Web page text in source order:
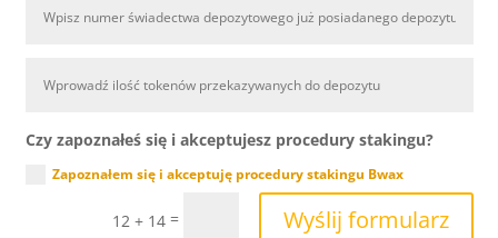
Czy zapoznałeś się i akceptujesz procedury stakingu?
Zapoznałem się i akceptuję procedury stakingu Bwax
12 + 14= Wyślij formularz